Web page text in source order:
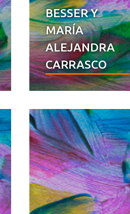
BESSER Y
MARÍA
ALEJANDRA
CARRASCO